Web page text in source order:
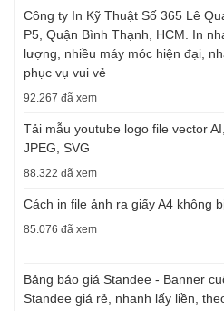
Công ty In Kỹ Thuật Số 365 Lê
P5, Quận Bình Thạnh, HCM. In
lượng, nhiều máy móc hiện đại,
phục vụ vui vẻ
92.267 đã xem
Tải mẫu youtube logo file vector
JPEG, SVG
88.322 đã xem
Cách in file ảnh ra giấy A4 không
85.076 đã xem
Bảng báo giá Standee - Banner
Standee giá rẻ, nhanh lấy liền,